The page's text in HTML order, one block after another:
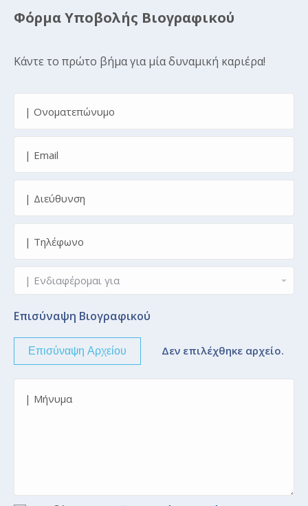
Φόρμα Υποβολής Βιογραφικού
Κάντε το πρώτο βήμα για μία δυναμική καριέρα!
Επισύναψη Βιογραφικού
Δεν επιλέχθηκε αρχείο.